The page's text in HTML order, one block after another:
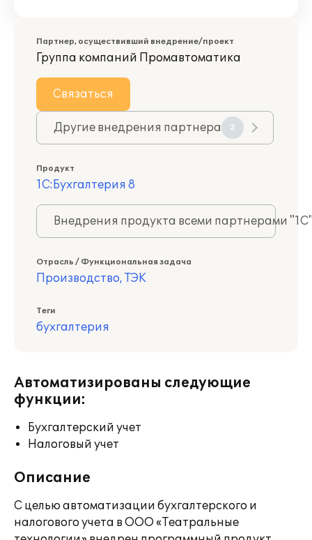
Партнер, осуществивший внедрение/проект
Группа компаний Промавтоматика
Связаться
Другие внедрения партнера 2
Продукт
1С:Бухгалтерия 8
Внедрения продукта всеми партнерами
Отрасль / Функциональная задача
Производство, ТЭК
Теги
бухгалтерия
Автоматизированы следующие
функции:
Бухгалтерский учет
Налоговый учет
Описание
С целью автоматизации бухгалтерского и
налогового учета в ООО «Театральные